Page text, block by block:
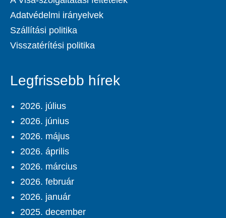
Adatvédelmi irányelvek
Szállítási politika
Visszatérítési politika
Legfrissebb hírek
2026. július
2026. június
2026. május
2026. április
2026. március
2026. február
2026. január
2025. december